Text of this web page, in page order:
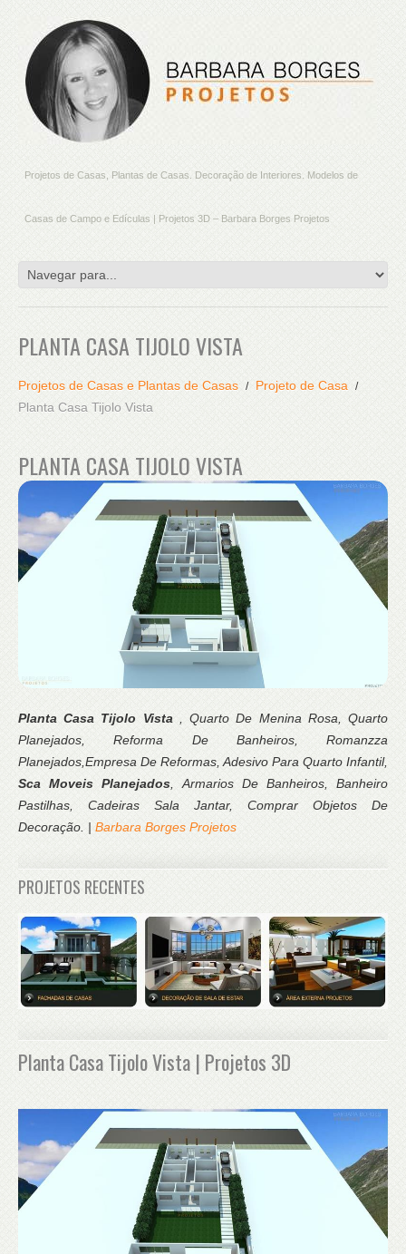
Projetos de Casas, Plantas de Casas. Decoração de Interiores. Modelos de
Casas de Campo e Edículas | Projetos 3D – Barbara Borges Projetos
PLANTA CASA TIJOLO VISTA
Projetos de Casas e Plantas de Casas
Projeto de Casa
Planta Casa Tijolo Vista
PLANTA CASA TIJOLO VISTA
Planta Casa Tijolo Vista , Quarto De Menina Rosa, Quarto
Planejados, Reforma De Banheiros, Romanzza
Planejados,Empresa De Reformas, Adesivo Para Quarto Infantil,
Sca Moveis Planejados, Armarios De Banheiros, Banheiro
Pastilhas, Cadeiras Sala Jantar, Comprar Objetos De
Decoração. | Barbara Borges Projetos
PROJETOS RECENTES
Planta Casa Tijolo Vista | Projetos 3D